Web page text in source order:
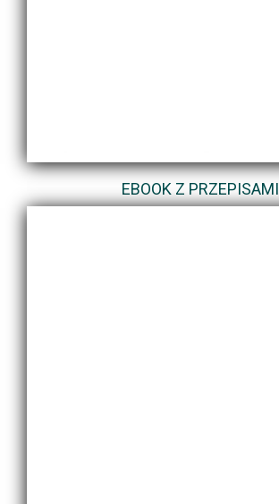
EBOOK Z PRZEPISAMI